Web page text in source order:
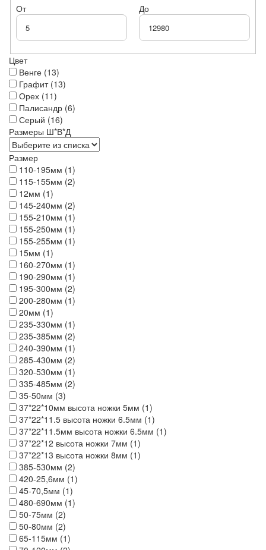
От
До
Цвет
Венге (13)
Графит (13)
Орех (11)
Палисандр (6)
Серый (16)
Размеры Ш*В*Д
Размер
110-195мм (1)
115-155мм (2)
12мм (1)
145-240мм (2)
155-210мм (1)
155-250мм (1)
155-255мм (1)
15мм (1)
160-270мм (1)
190-290мм (1)
195-300мм (2)
200-280мм (1)
20мм (1)
235-330мм (1)
235-385мм (2)
240-390мм (1)
285-430мм (2)
320-530мм (1)
335-485мм (2)
35-50мм (3)
37*22*10мм высота ножки 5мм (1)
37*22*11.5 высота ножки 6.5мм (1)
37*22*11.5мм высота ножки 6.5мм (1)
37*22*12 высота ножки 7мм (1)
37*22*13 высота ножки 8мм (1)
385-530мм (2)
420-25,6мм (1)
45-70,5мм (1)
480-690мм (1)
50-75мм (2)
50-80мм (2)
65-115мм (1)